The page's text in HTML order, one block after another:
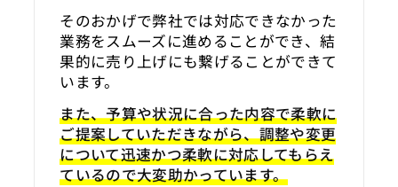
そのおかげで弊社では対応できなかった
業務をスムーズに進めることができ、結
果的に売り上げにも繋げることができて
います。
また、予算や状況に合った内容で柔軟に
ご提案していただきながら、調整や変更
について迅速かつ柔軟に対応してもらえ
ているので大変助かっています。